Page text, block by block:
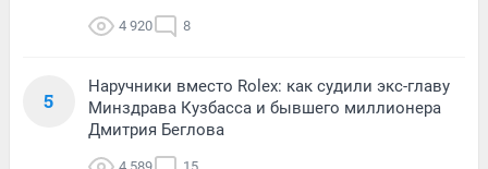
4 920 8
5
Наручники вместо Rolex: как судили экс-главу
Минздрава Кузбасса и бывшего миллионера
Дмитрия Беглова